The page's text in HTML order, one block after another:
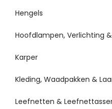
Hengels
Hoofdlampen, Verlichting
Karper
Kleding, Waadpakken &
Leefnetten &